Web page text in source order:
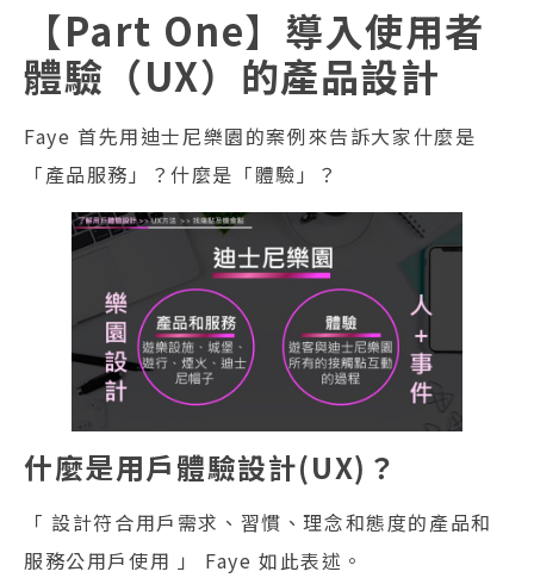
【Part One】 導入使用者
體驗（UX）的產品設計
Faye 首先用迪士尼樂園的案例來告訴大家什麼是
「產品服務」？什麼是「體驗」？
什麼是用戶體驗設計(UX)？
「 設計符合用戶需求、習慣、理念和態度的產品和
服務公用戶使用 」 Faye 如此表述。